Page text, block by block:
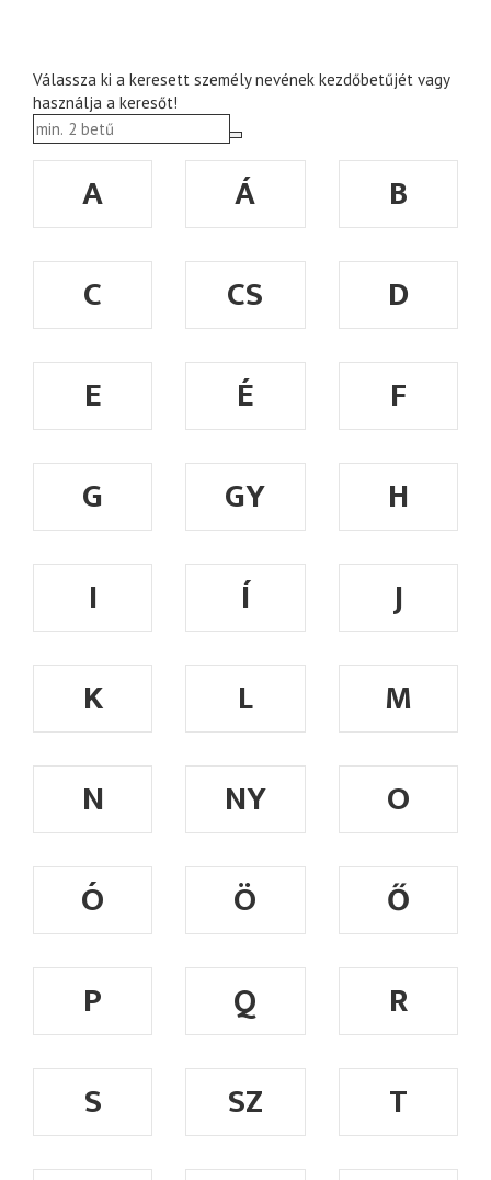
Válassza ki a keresett személy nevének kezdőbetűjét vagy
használja a keresőt!
A Á
B
C
CS
D
E
É
F
G
GY
H
I
Í
J
K
L
M
N
NY
O
Ó
Ö
Ő
P
Q
R
S
SZ
T